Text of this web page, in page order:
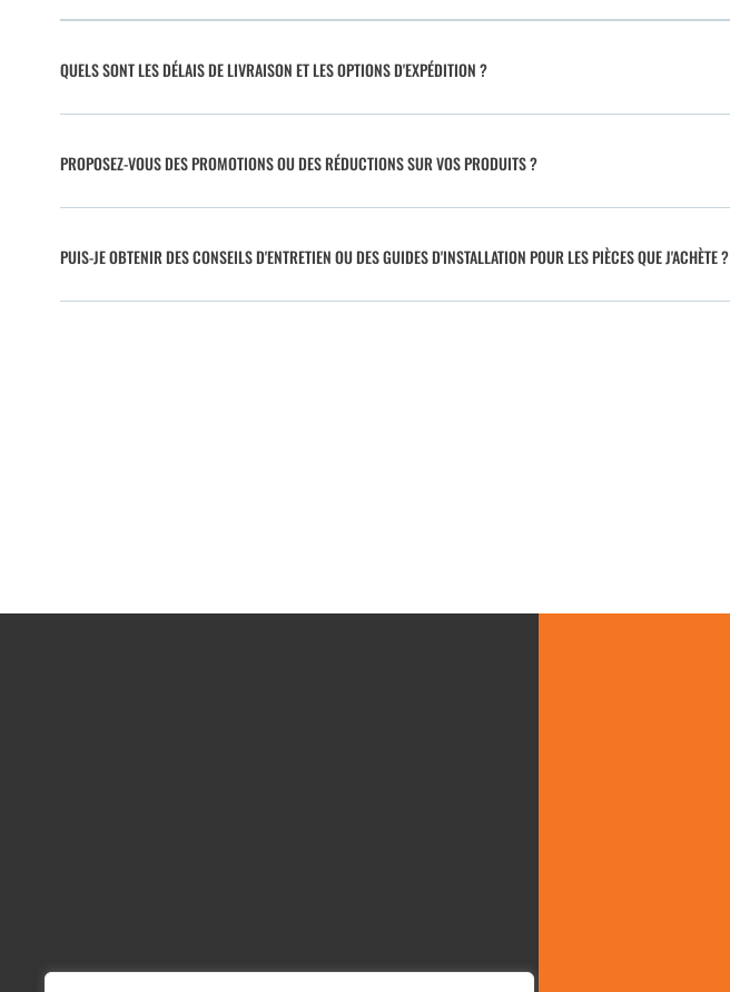
QUELS SONT LES DÉLAIS DE LIVRAISON ET LES OPTIONS D'EXPÉDITION ?
PROPOSEZ-VOUS DES PROMOTIONS OU DES RÉDUCTIONS SUR VOS PRODUITS ?
PUIS-JE OBTENIR DES CONSEILS D'ENTRETIEN OU DES GUIDES D'INSTALLATION POUR LES PIÈCES QUE J'ACHÈTE ?